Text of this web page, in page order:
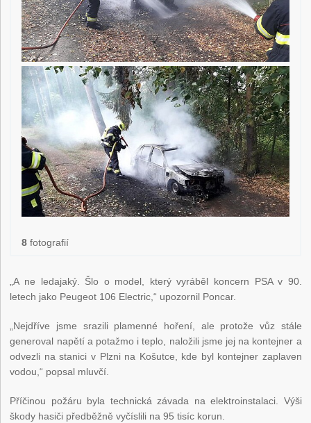
8 fotografií
„A ne ledajaký. Šlo o model, který vyráběl koncern PSA v 90.
letech jako Peugeot 106 Electric,“ upozornil Poncar.
„Nejdříve jsme srazili plamenné hoření, ale protože vůz stále
generoval napětí a potažmo i teplo, naložili jsme jej na kontejner a
odvezli na stanici v Plzni na Košutce, kde byl kontejner zaplaven
vodou,“ popsal mluvčí.
Příčinou požáru byla technická závada na elektroinstalaci. Výši
škody hasiči předběžně vyčíslili na 95 tisíc korun.